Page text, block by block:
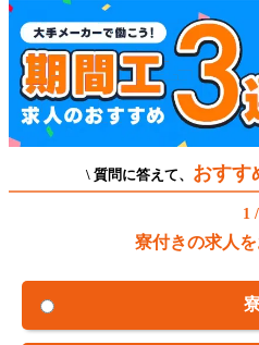
\ 質問に答えて、 おすす
1
寮付きの求人